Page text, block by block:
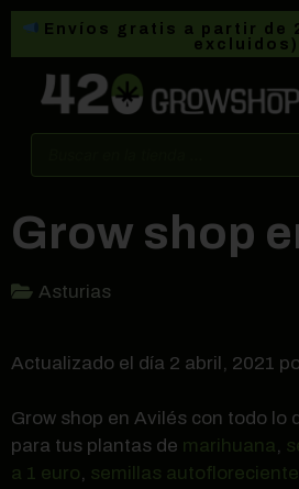
Envíos gratis a partir de
excluidos)
Grow shop
Asturias
Actualizado el día 2 abril, 2021
Grow shop en Avilés con todo lo
para tus plantas de marihuana,
a 1 euro, semillas